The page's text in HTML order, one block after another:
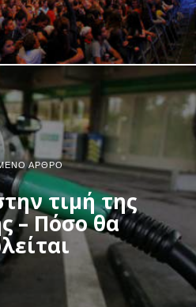
ΆΡΘΡΟ
τιμή της
– Πόσο θα